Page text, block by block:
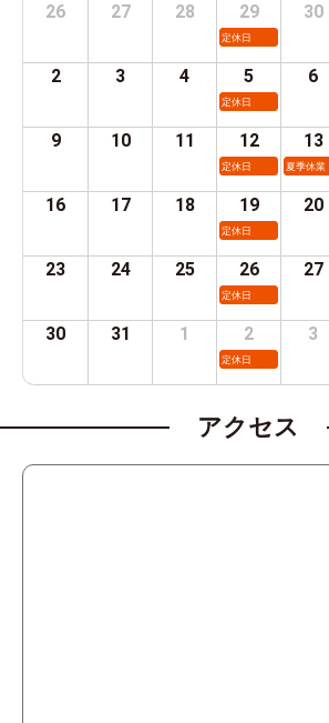
26 27 28 29
定休日
30
2 3 4 5
定休日
6
9 10 11 12
定休日
13
夏季休業
16 17 18 19
定休日
20
23 24 25 26
定休日
27
30 31 1 2
定休日
3
アクセス